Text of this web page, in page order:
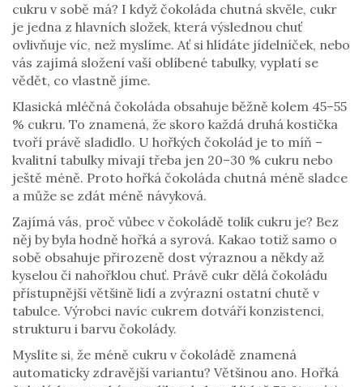
cukru v sobě má? I když čokoláda chutná skvěle, cukr
je jedna z hlavních složek, která výslednou chuť
ovlivňuje víc, než myslíme. Ať si hlídáte jídelníček, nebo
vás zajímá složení vaší oblíbené tabulky, vyplatí se
vědět, co vlastně jíme.
Klasická mléčná čokoláda obsahuje běžně kolem 45–55
% cukru. To znamená, že skoro každá druhá kostička
tvoří právě sladidlo. U hořkých čokolád je to míň –
kvalitní tabulky mívají třeba jen 20–30 % cukru nebo
ještě méně. Proto hořká čokoláda chutná méně sladce
a může se zdát méně návyková.
Zajímá vás, proč vůbec v čokoládě tolik cukru je? Bez
něj by byla hodně hořká a syrová. Kakao totiž samo o
sobě obsahuje přirozeně dost výraznou a někdy až
kyselou či nahořklou chuť. Právě cukr dělá čokoládu
přístupnější většině lidí a zvýrazní ostatní chutě v
tabulce. Výrobci navíc cukrem dotváří konzistenci,
strukturu i barvu čokolády.
Myslíte si, že méně cukru v čokoládě znamená
automaticky zdravější variantu? Většinou ano. Hořká